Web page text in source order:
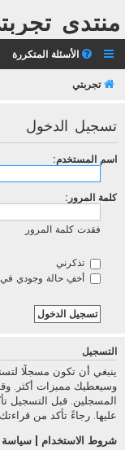
منتدى
الأسئلة المتكررة
تجربتي
تسجيل الدخول
اسم المستخدم:
كلمة المرور:
فقدت كلمة المرور
تذكرني
أخفِ حالة وجودي في
التسجيل
ينبغي أن تكون مسجلًا
وسيعطيك مميزات أكثر.
المسجلين. قبل التسجيل
عليها. رجاءً تأكد من
شروط الاستخدام